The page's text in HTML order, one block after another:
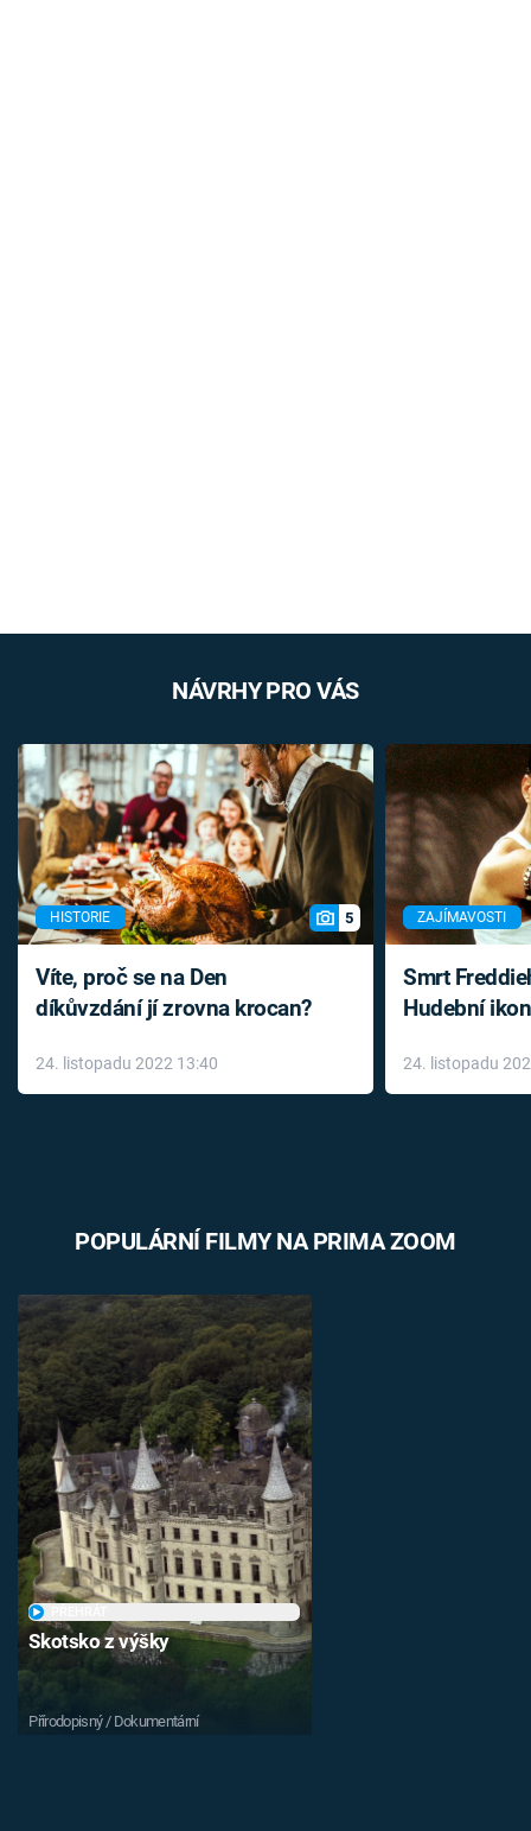
NÁVRHY PRO VÁS
HISTORIE 5
Víte, proč se na Den
díkůvzdání jí zrovna krocan?
24. listopadu 2022 13:40
ZAJÍMAVOSTI
Smrt
Hudební
léky
24. listopadu
POPULÁRNÍ FILMY NA PRIMA ZOOM
Skotsko z výšky
Přírodopisný / Dokumentární